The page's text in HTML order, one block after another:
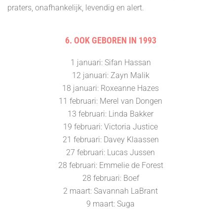
praters, onafhankelijk, levendig en alert.
6. OOK GEBOREN IN 1993
1 januari: Sifan Hassan
12 januari: Zayn Malik
18 januari: Roxeanne Hazes
11 februari: Merel van Dongen
13 februari: Linda Bakker
19 februari: Victoria Justice
21 februari: Davey Klaassen
27 februari: Lucas Jussen
28 februari: Emmelie de Forest
28 februari: Boef
2 maart: Savannah LaBrant
9 maart: Suga